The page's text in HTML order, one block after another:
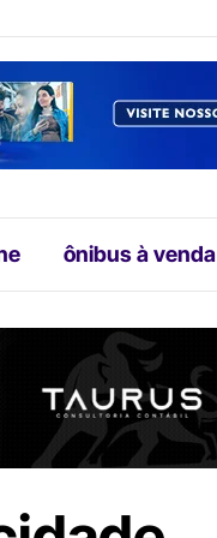
ônibus à venda